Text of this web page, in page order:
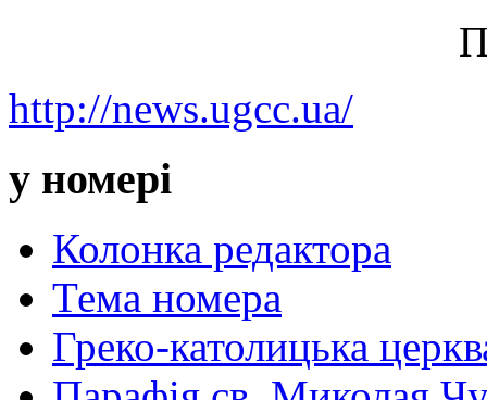
http://news.ugcc.ua/
у номері
Колонка редактора
Тема номера
Греко-католицька